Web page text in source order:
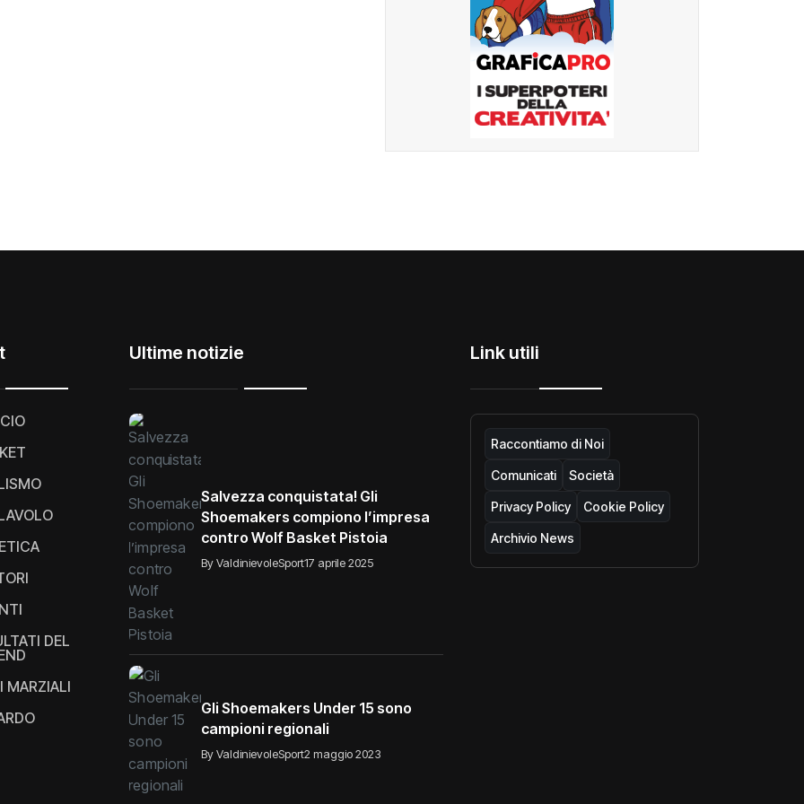
DEL
MARZIALI
Ultime notizie
Salvezza conquistata! Gli
Shoemakers compiono l’impresa
contro Wolf Basket Pistoia
By ValdinievoleSport17 aprile 2025
Gli Shoemakers Under 15 sono
campioni regionali
By ValdinievoleSport2 maggio 2023
Link utili
Raccontiamo di Noi
Comunicati Società
Privacy Policy Cookie Policy
Archivio News